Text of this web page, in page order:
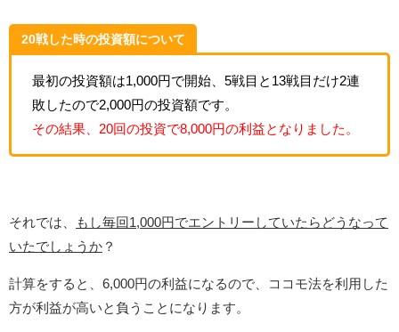
20戦した時の投資額について
最初の投資額は1,000円で開始、5戦目と13戦目だけ2連
敗したので2,000円の投資額です。
その結果、20回の投資で8,000円の利益となりました。
それでは、
もし毎回1,000円でエントリーしていたらどうなって
いたでしょうか ？
計算をすると、6,000円の利益になるので、ココモ法を利用した
方が利益が高いと負うことになります。